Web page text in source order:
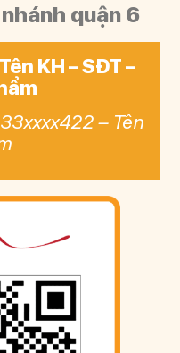
quận 6
Tên KH – SĐT –
– Tên